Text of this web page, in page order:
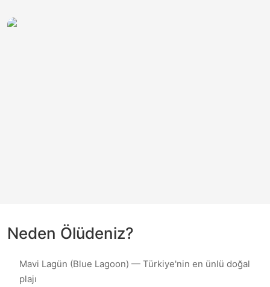
Neden Ölüdeniz?
Mavi Lagün (Blue Lagoon) — Türkiye'nin en ünlü doğal
plajı